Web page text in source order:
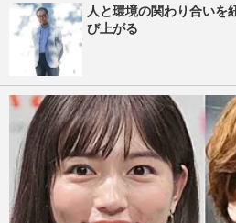
人と環境の関わり合いを
び上がる